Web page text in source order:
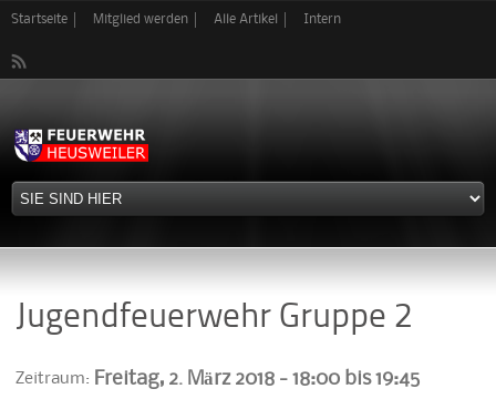
Direkt
Startseite Mitglied werden Alle Artikel Intern
Jugendfeuerwehr Gruppe 2
Zeitraum: Freitag, 2. März 2018 -18:00 bis19:45